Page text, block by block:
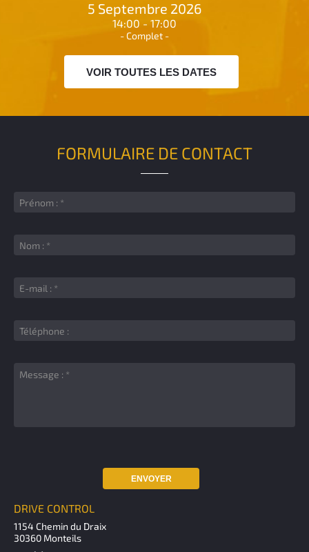
5 Septembre 2026
14:00 - 17:00
- Complet -
VOIR TOUTES LES DATES
FORMULAIRE DE CONTACT
ENVOYER
DRIVE CONTROL
1154 Chemin du Draix
30360 Monteils